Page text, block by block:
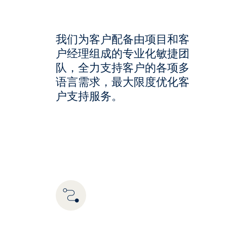
我们为客户配备由项目和客
户经理组成的专业化敏捷团
队，全力支持客户的各项多
语言需求，最大限度优化客
户支持服务。